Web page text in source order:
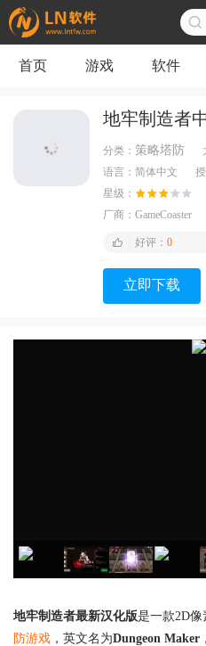
首页 游戏 软件
地牢制造者
分类： 策略塔防
语言： 简体中文
星级：
厂商： GameCoaster
好评： 0
立即下载
地牢制造者最新汉化版是一款2D像
防游戏 ，英文名为Dungeon Maker